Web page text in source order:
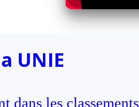
UNIE
dans les classements